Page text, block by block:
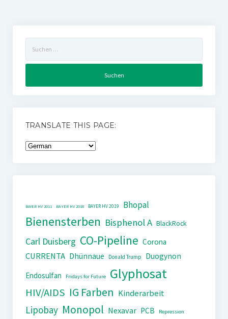
nach:
TRANSLATE THIS PAGE:
BAYER HV 2011 BAYER HV 2018 BAYER HV 2019 Bhopal
Bienensterben Bisphenol A BlackRock
Carl Duisberg CO-Pipeline Corona
CURRENTA Dhünnaue Donald Trump
Duogynon
Endosulfan
Fridays for Future Glyphosat
HIV/AIDS IG Farben Kinderarbeit
Lipobay Monopol Nexavar PCB Repression